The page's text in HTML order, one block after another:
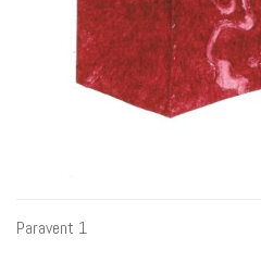
Paravent 1